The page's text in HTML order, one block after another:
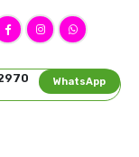
WhatsApp